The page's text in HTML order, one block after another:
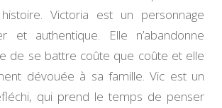
Victoria est un personnage
et authentique. Elle n’abandonne
de se battre coûte que coûte et elle
dévouée à sa famille. Vic est un
qui prend le temps de penser